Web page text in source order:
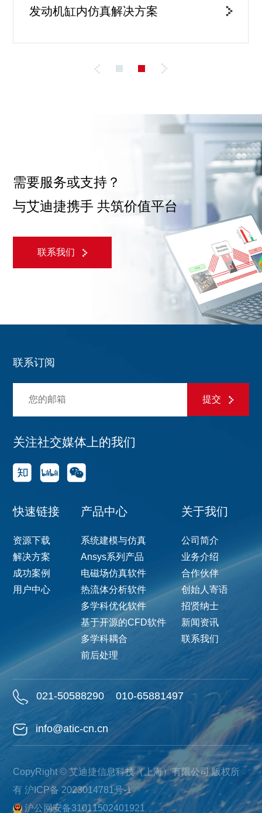
发动机缸内仿真解决方案
需要服务或支持？
与艾迪捷携手 共筑价值平台
联系我们
联系订阅
提交
关注社交媒体上的我们
快速链接
资源下载
解决方案
成功案例
用户中心
产品中心
系统建模与仿真
Ansys系列产品
电磁场仿真软件
热流体分析软件
多学科优化软件
基于开源的CFD软件
多学科耦合
前后处理
关于我们
公司简介
业务介绍
合作伙伴
创始人寄语
招贤纳士
新闻资讯
联系我们
021-50588290 010-65881497
info@atic-cn.cn
CopyRight © 艾迪捷信息科技（上海）有限公司 版权所
有沪ICP备 2023014781号-1
沪公网安备31011502401921